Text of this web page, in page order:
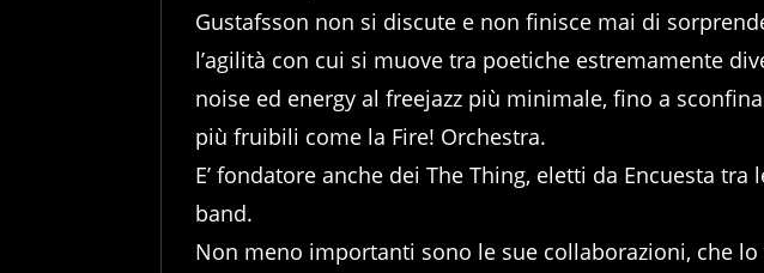
Gustafsson non si discute e non finisce mai di
l’agilità con cui si muove tra poetiche estremamente
noise ed energy al freejazz più minimale, fino a
più fruibili come la Fire! Orchestra.
E’ fondatore anche dei The Thing, eletti da Encuesta
band.
Non meno importanti sono le sue collaborazioni, che